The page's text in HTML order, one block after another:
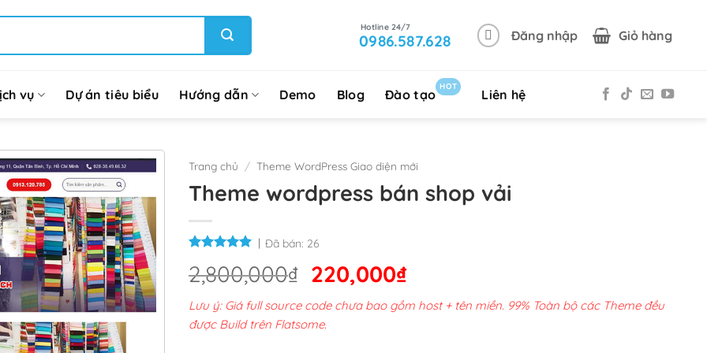
0986.587.628 Đăng nhập Giỏ hàng
vụ Dự án tiêu biểu Hướng dẫn Demo Blog Đào tạo
HOT
Liên hệ
Trang chủ / Theme WordPress Giao diện mới
Theme wordpress bán shop vải
Đã bán: 26
2,800,000₫ Giá
gốc
là:
220,000₫Giá
hiện
tại
Lưu ý: Giá full source code chưa bao gồm host + tên miền. 99% Toàn bộ các Theme đều
được Build trên Flatsome.